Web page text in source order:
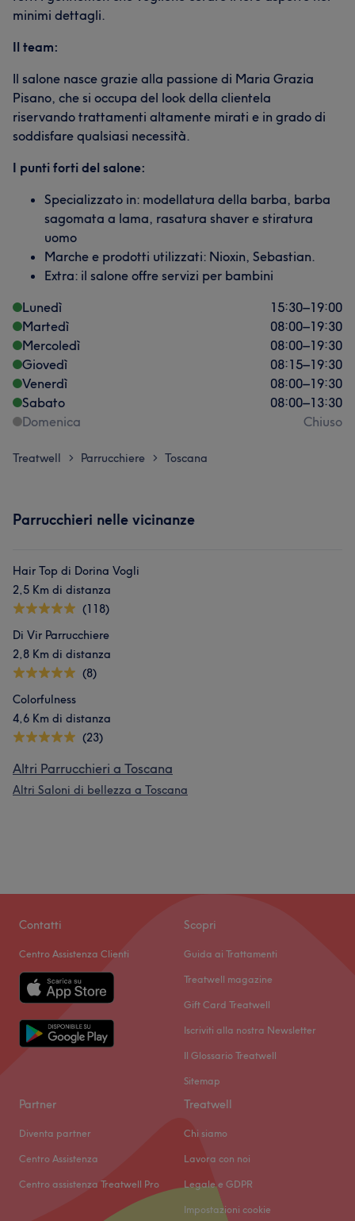
minimi dettagli.
Il team:
Il salone nasce grazie alla passione di Maria Grazia
Pisano, che si occupa del look della clientela
riservando trattamenti altamente mirati e in grado di
soddisfare qualsiasi necessità.
I punti forti del salone:
Specializzato in: modellatura della barba, barba
sagomata a lama, rasatura shaver e stiratura
uomo
Marche e prodotti utilizzati: Nioxin, Sebastian.
Extra: il salone offre servizi per bambini
Lunedì
15:30–19:00
Martedì
08:00–19:30
Mercoledì
08:00–19:30
Giovedì
08:15–19:30
Venerdì
08:00–19:30
Sabato
08:00–13:30
Domenica
Chiuso
Treatwell > Parrucchiere > Toscana
Parrucchieri nelle vicinanze
Hair Top di Dorina Vogli
2,5 Km di distanza
(118)
Di Vir Parrucchiere
2,8 Km di distanza
(8)
Colorfulness
4,6 Km di distanza
(23)
Altri Parrucchieri a Toscana
Altri Saloni di bellezza a Toscana
Contatti
Centro Assistenza Clienti
Scopri
Guida ai Trattamenti
Treatwell magazine
Gift Card Treatwell
Iscriviti alla nostra Newsletter
Il Glossario Treatwell
Sitemap
Partner
Diventa partner
Centro Assistenza
Centro assistenza Treatwell Pro
Treatwell
Chi siamo
Lavora con noi
Legale e GDPR
Impostazioni cookie